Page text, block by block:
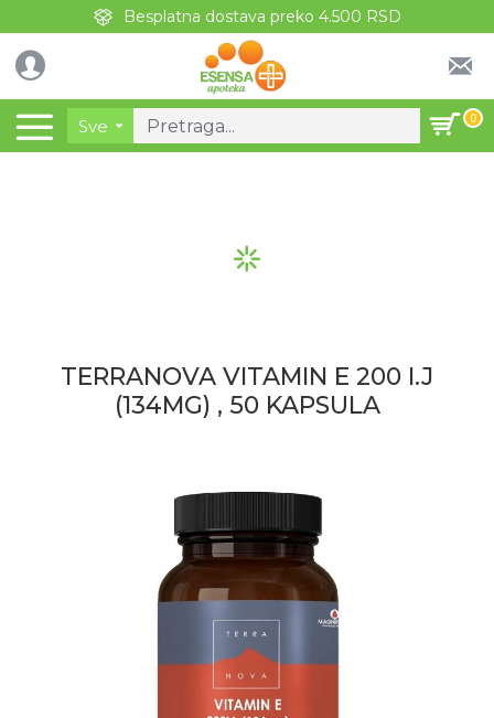
Besplatna dostava preko 4.500 RSD
Sve 0
TERRANOVA VITAMIN E 200 I.J
(134MG) , 50 KAPSULA